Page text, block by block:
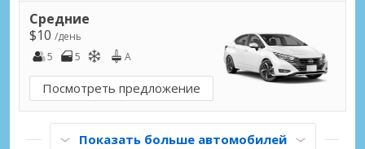
Средние
$10 /день
5
5 A
Посмотреть предложение
Показать больше автомобилей